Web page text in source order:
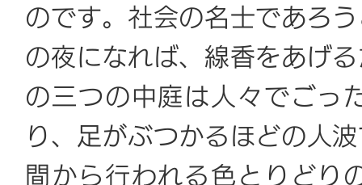
のです。社会の名士であろ
の夜になれば、線香をあげ
の三つの中庭は人々でごっ
り、足がぶつかるほどの人
間から行われる色とりどり